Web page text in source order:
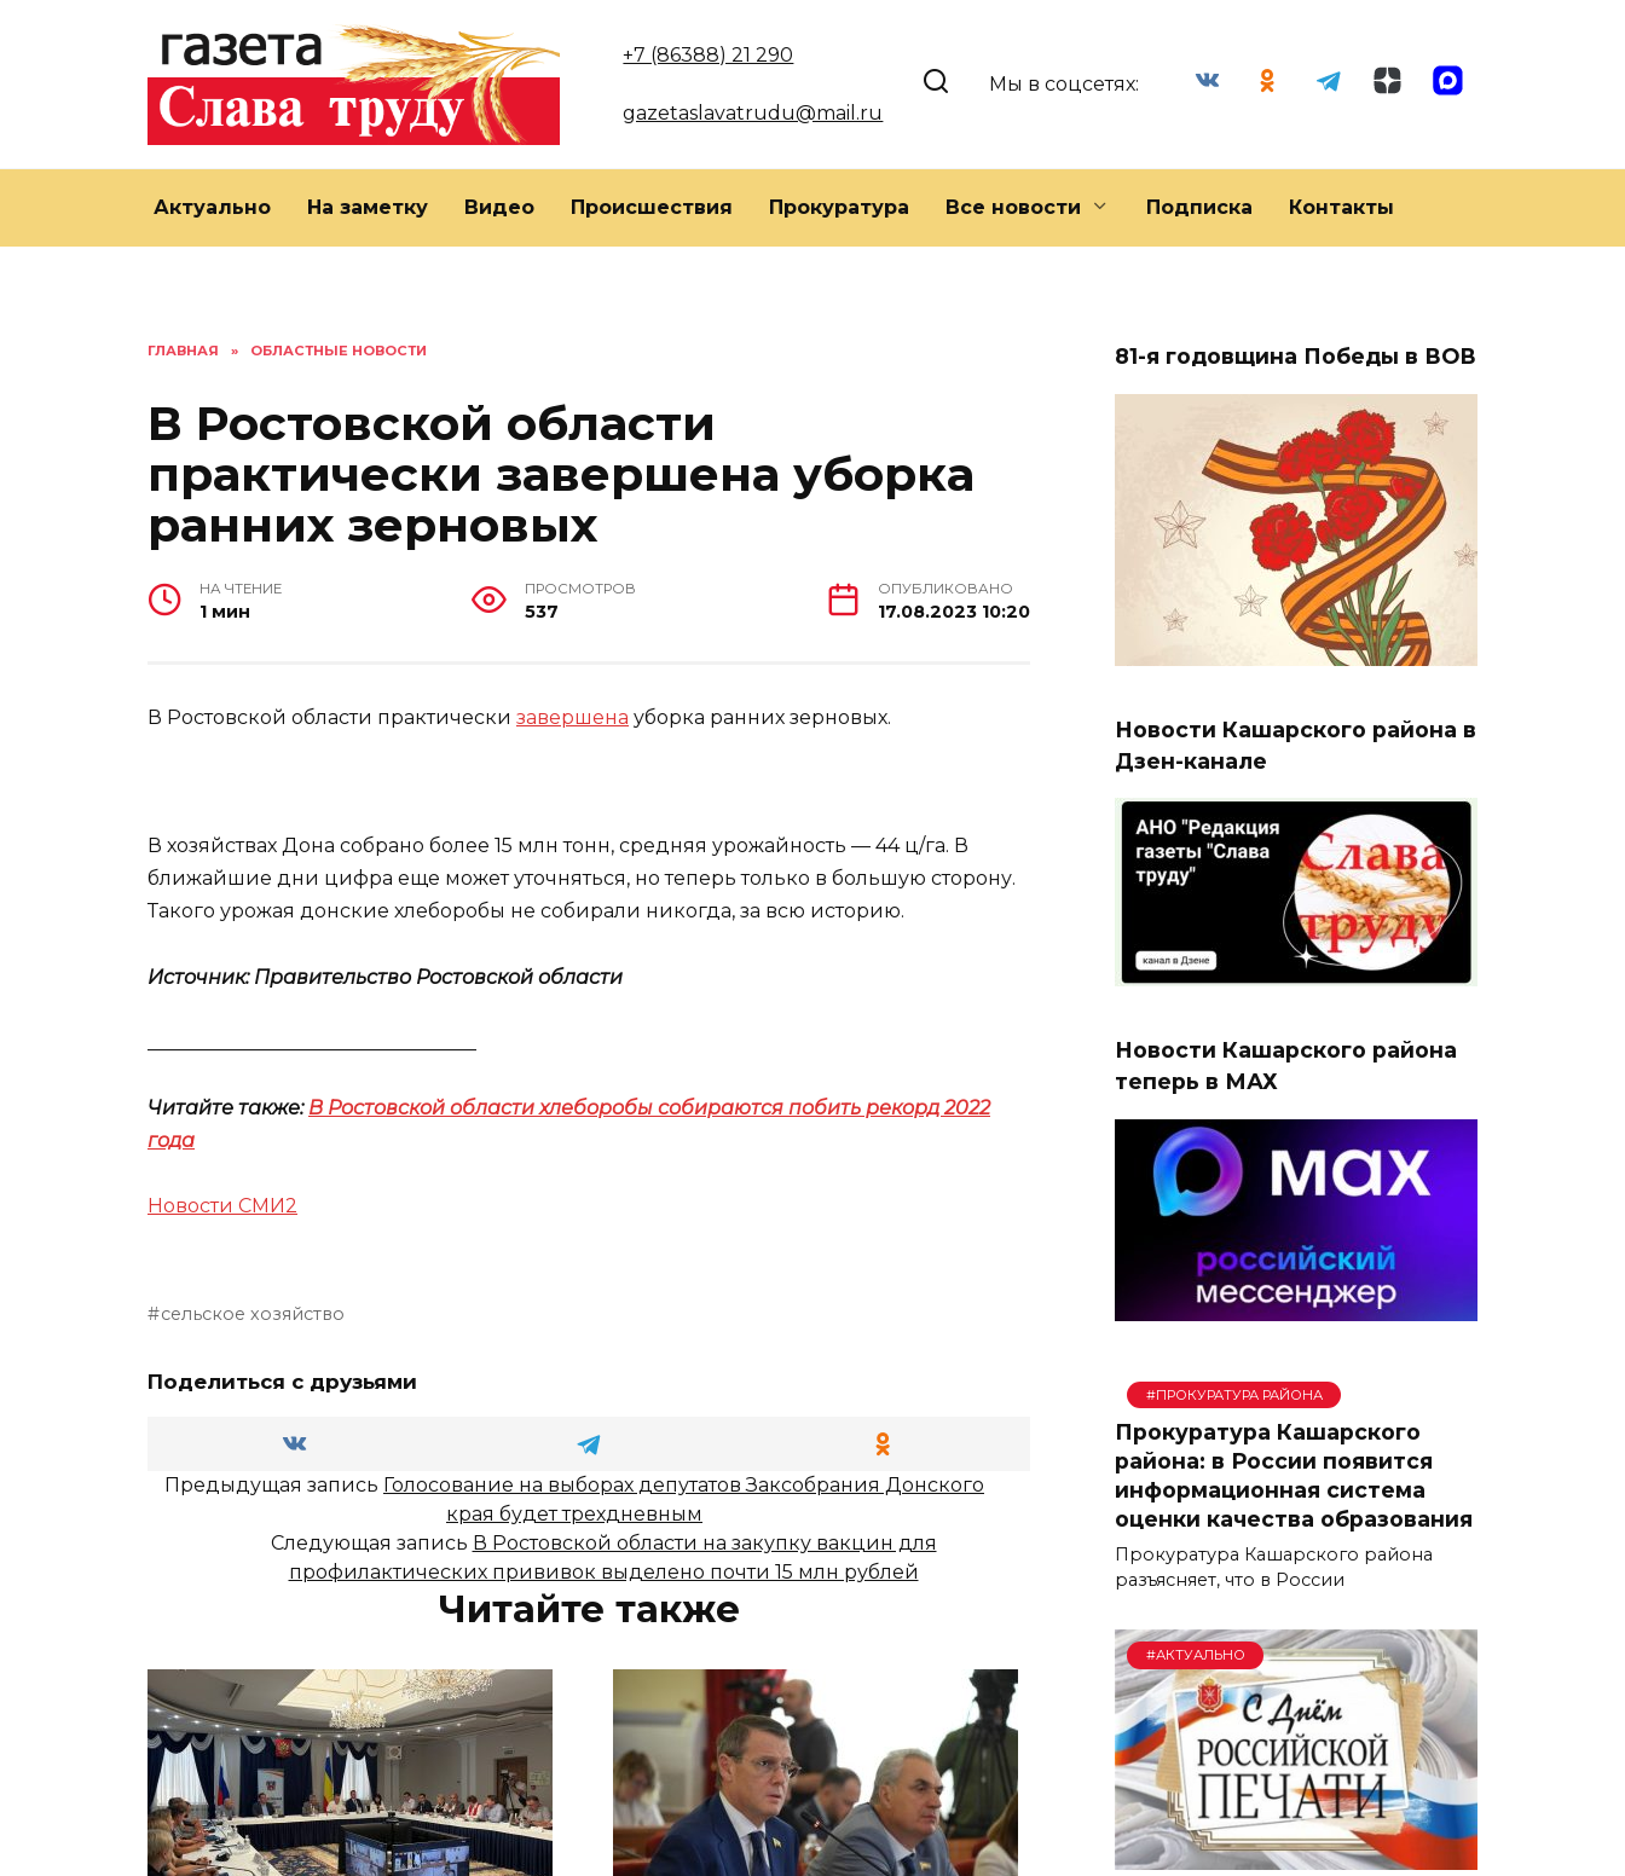
+7 (86388) 21 290
gazetaslavatrudu@mail.ru
Мы в соцсетях:
Актуально На заметку Видео Происшествия Прокуратура Все новости Подписка Контакты
ГЛАВНАЯ » ОБЛАСТНЫЕ НОВОСТИ
В Ростовской области
практически завершена уборка
ранних зерновых
НА ЧТЕНИЕ
1 мин
ПРОСМОТРОВ
537
ОПУБЛИКОВАНО
17.08.2023 10:20
В Ростовской области практически завершена уборка ранних зерновых.
В хозяйствах Дона собрано более 15 млн тонн, средняя урожайность — 44 ц/га. В
ближайшие дни цифра еще может уточняться, но теперь только в большую сторону.
Такого урожая донские хлеборобы не собирали никогда, за всю историю.
Источник: Правительство Ростовской области
Читайте также: В Ростовской области хлеборобы собираются побить рекорд 2022
года
Новости СМИ2
сельское хозяйство
Поделиться с друзьями
Предыдущая запись Голосование на выборах депутатов Заксобрания Донского
края будет трехдневным
Следующая запись В Ростовской области на закупку вакцин для
профилактических прививок выделено почти 15 млн рублей
Читайте также
81-я годовщина Победы в ВОВ
Новости Кашарского района в
Дзен-канале
Новости Кашарского района
теперь в МАХ
#ПРОКУРАТУРА РАЙОНА
Прокуратура Кашарского
района: в России появится
информационная система
оценки качества образования
Прокуратура Кашарского района
разъясняет, что в России
#АКТУАЛЬНО